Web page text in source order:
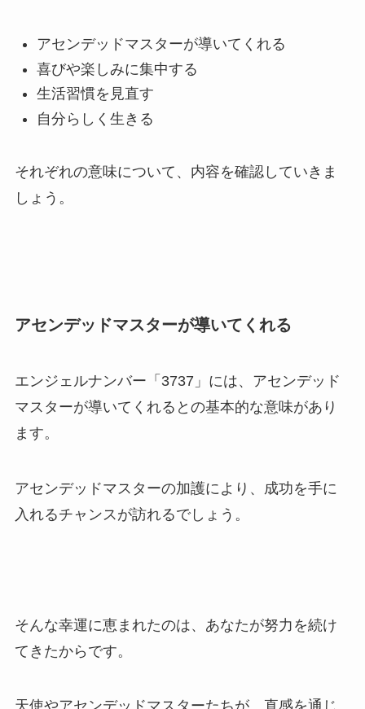
アセンデッドマスターが導いてくれる
喜びや楽しみに集中する
生活習慣を見直す
自分らしく生きる
それぞれの意味について、内容を確認していきま
しょう。
アセンデッドマスターが導いてくれる
エンジェルナンバー「3737」には、アセンデッド
マスターが導いてくれるとの基本的な意味があり
ます。
アセンデッドマスターの加護により、成功を手に
入れるチャンスが訪れるでしょう。
そんな幸運に恵まれたのは、あなたが努力を続け
てきたからです。